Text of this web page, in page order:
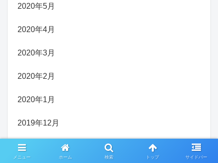
2020年5月
2020年4月
2020年3月
2020年2月
2020年1月
2019年12月
2019年11月
メニュー ホーム 検索 トップ サイドバー